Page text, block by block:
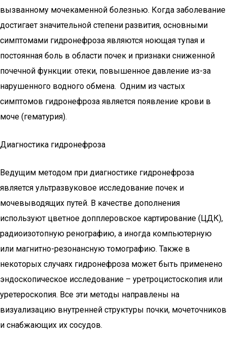
вызванному мочекаменной болезнью. Когда заболевание
достигает значительной степени развития, основными
симптомами гидронефроза являются ноющая тупая и
постоянная боль в области почек и признаки сниженной
почечной функции: отеки, повышенное давление из-за
нарушенного водного обмена. Одним из частых
симптомов гидронефроза является появление крови в
моче (гематурия).
Диагностика гидронефроза
Ведущим методом при диагностике гидронефроза
является ультразвуковое исследование почек и
мочевыводящих путей. В качестве дополнения
используют цветное допплеровское картирование (ЦДК),
радиоизотопную ренографию, а иногда компьютерную
или магнитно-резонансную томографию. Также в
некоторых случаях гидронефроза может быть применено
эндоскопическое исследование – уретроцистоскопия или
уретероскопия. Все эти методы направлены на
визуализацию внутренней структуры почки, мочеточников
и снабжающих их сосудов.